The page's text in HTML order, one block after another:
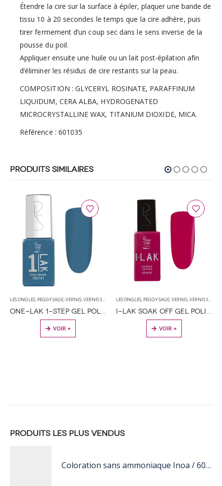
Étendre la cire sur la surface à épiler, plaquer une bande de
tissu 10 à 20 secondes le temps que la cire adhère, puis
tirer fermement d’un coup sec dans le sens inverse de la
pousse du poil.
Appliquer ensuite une huile ou un lait post-épilation afin
d’éliminer les résidus de cire restants sur la peau.
COMPOSITION : GLYCERYL ROSINATE, PARAFFINUM
LIQUIDUM, CERA ALBA, HYDROGENATED
MICROCRYSTALLINE WAX, TITANIUM DIOXIDE, MICA.
Référence : 601035
PRODUITS SIMILAIRES
LES ONGLES, PEGGY SAGE,VERNIS,VERNIS SEMI PERMANENT
ONE-LAK 1-STEP GEL POLISH BLUE DENIM – 5ML
VOIR +
LES ONGLES, PEGGY SAGE,VERNIS,VERNIS SEMI PERMANENT
I-LAK SOAK OFF GEL POLISH RUMBA LATINA – 11ML
VOIR +
PRODUITS LES PLUS VENDUS
Coloration sans ammoniaque Inoa / 60ML